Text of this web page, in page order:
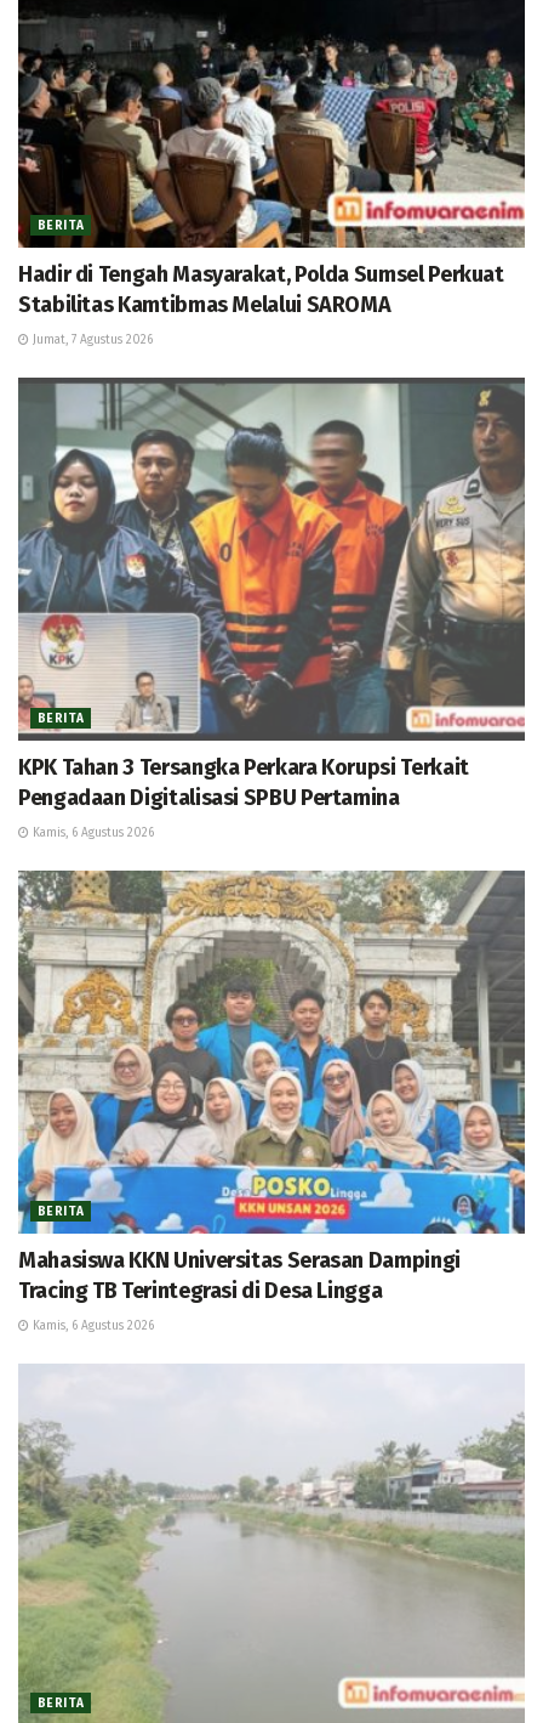
BERITA
Hadir di Tengah Masyarakat, Polda Sumsel Perkuat
Stabilitas Kamtibmas Melalui SAROMA
Jumat, 7 Agustus 2026
BERITA
KPK Tahan 3 Tersangka Perkara Korupsi Terkait
Pengadaan Digitalisasi SPBU Pertamina
Kamis, 6 Agustus 2026
BERITA
Mahasiswa KKN Universitas Serasan Dampingi
Tracing TB Terintegrasi di Desa Lingga
Kamis, 6 Agustus 2026
BERITA